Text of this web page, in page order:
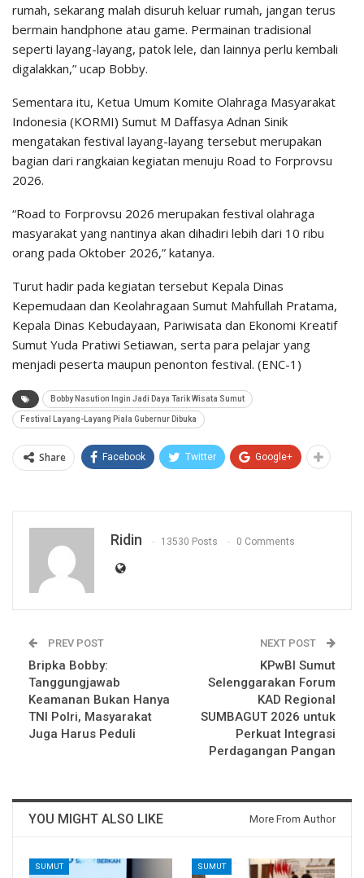
rumah, sekarang malah disuruh keluar rumah, jangan terus
bermain handphone atau game. Permainan tradisional
seperti layang-layang, patok lele, dan lainnya perlu kembali
digalakkan,” ucap Bobby.
Sementara itu, Ketua Umum Komite Olahraga Masyarakat
Indonesia (KORMI) Sumut M Daffasya Adnan Sinik
mengatakan festival layang-layang tersebut merupakan
bagian dari rangkaian kegiatan menuju Road to Forprovsu
2026.
“Road to Forprovsu 2026 merupakan festival olahraga
masyarakat yang nantinya akan dihadiri lebih dari 10 ribu
orang pada Oktober 2026,” katanya.
Turut hadir pada kegiatan tersebut Kepala Dinas
Kepemudaan dan Keolahragaan Sumut Mahfullah Pratama,
Kepala Dinas Kebudayaan, Pariwisata dan Ekonomi Kreatif
Sumut Yuda Pratiwi Setiawan, serta para pelajar yang
menjadi peserta maupun penonton festival. (ENC-1)
Bobby Nasution Ingin Jadi Daya Tarik Wisata Sumut
Festival Layang-Layang Piala Gubernur Dibuka
Share Facebook Twitter Google+
Ridin 13530 Posts 0 Comments
PREV POST
Bripka Bobby:
Tanggungjawab
Keamanan Bukan Hanya
TNI Polri, Masyarakat
Juga Harus Peduli
NEXT POST
KPwBI Sumut
Selenggarakan Forum
KAD Regional
SUMBAGUT 2026 untuk
Perkuat Integrasi
Perdagangan Pangan
YOU MIGHT ALSO LIKE More From Author
SUMUT SUMUT